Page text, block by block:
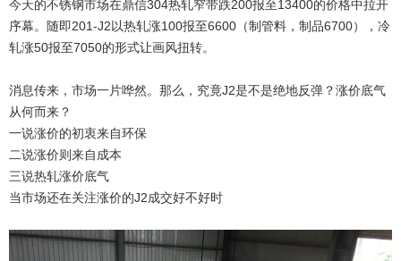
今天的不锈钢市场在鼎信304热轧窄带跌200报至13400的价格中拉开
序幕。随即201-J2以热轧涨100报至6600（制管料，制品6700），冷
轧涨50报至7050的形式让画风扭转。
消息传来，市场一片哗然。那么，究竟J2是不是绝地反弹？涨价底气
从何而来？
一说涨价的初衷来自环保
二说涨价则来自成本
三说热轧涨价底气
当市场还在关注涨价的J2成交好不好时